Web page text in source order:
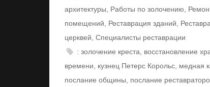
архитектуры, Работы по золочению,
помещений, Реставрация зданий,
церквей, Специалисты реставрации
: золочение креста, восстановление
времени, кузнец Петерс Корольс, медная
послание общины, послание